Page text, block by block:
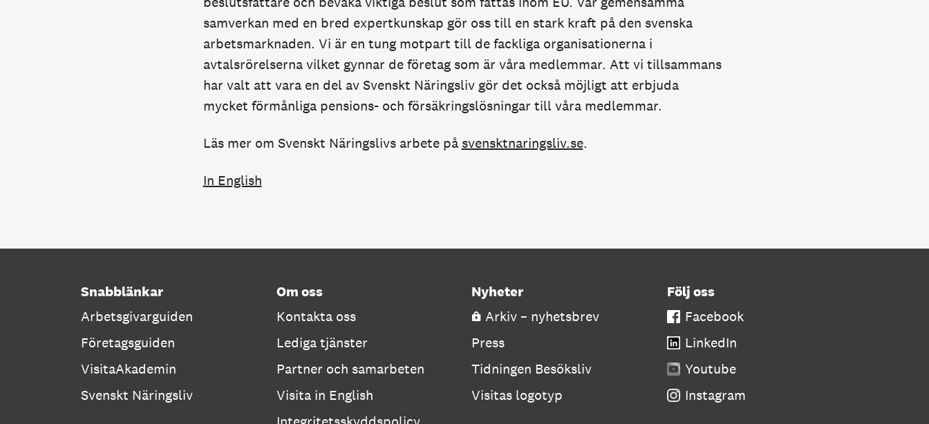
samverkan med en bred expertkunskap gör oss till en stark kraft på den svenska
arbetsmarknaden. Vi är en tung motpart till de fackliga organisationerna i
avtalsrörelserna vilket gynnar de företag som är våra medlemmar. Att vi tillsammans
har valt att vara en del av Svenskt Näringsliv gör det också möjligt att erbjuda
mycket förmånliga pensions- och försäkringslösningar till våra medlemmar.
Läs mer om Svenskt Näringslivs arbete på svensktnaringsliv.se.
In English
Snabblänkar
Arbetsgivarguiden
Företagsguiden
VisitaAkademin
Svenskt Näringsliv
Om oss
Kontakta oss
Lediga tjänster
Partner och samarbeten
Visita in English
Nyheter
Arkiv – nyhetsbrev
Press
Tidningen Besöksliv
Visitas logotyp
Följ oss
Facebook
LinkedIn
Youtube
Instagram